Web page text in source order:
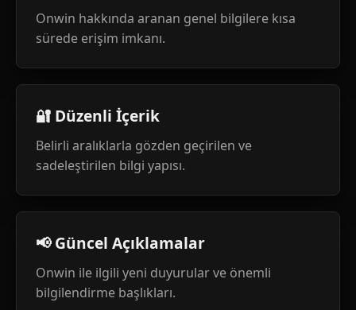
Onwin hakkında aranan genel bilgilere kısa
sürede erişim imkanı.
🔐 Düzenli İçerik
Belirli aralıklarla gözden geçirilen ve
sadeleştirilen bilgi yapısı.
📢 Güncel Açıklamalar
Onwin ile ilgili yeni duyurular ve önemli
bilgilendirme başlıkları.